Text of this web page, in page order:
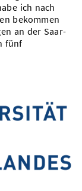
ich nach
bekommen
an der Saar-
fünf